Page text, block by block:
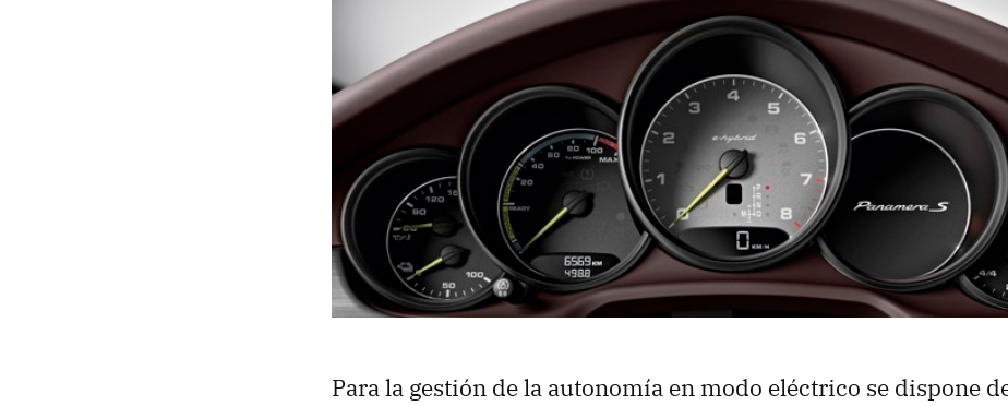
Para la gestión de la autonomía en modo eléctrico se dispone